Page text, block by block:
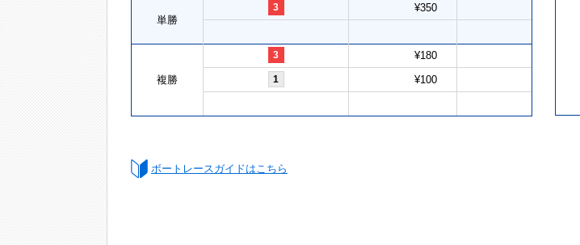
単勝
3 ¥350
複勝
3 ¥180
1 ¥100
ボートレースガイドはこちら